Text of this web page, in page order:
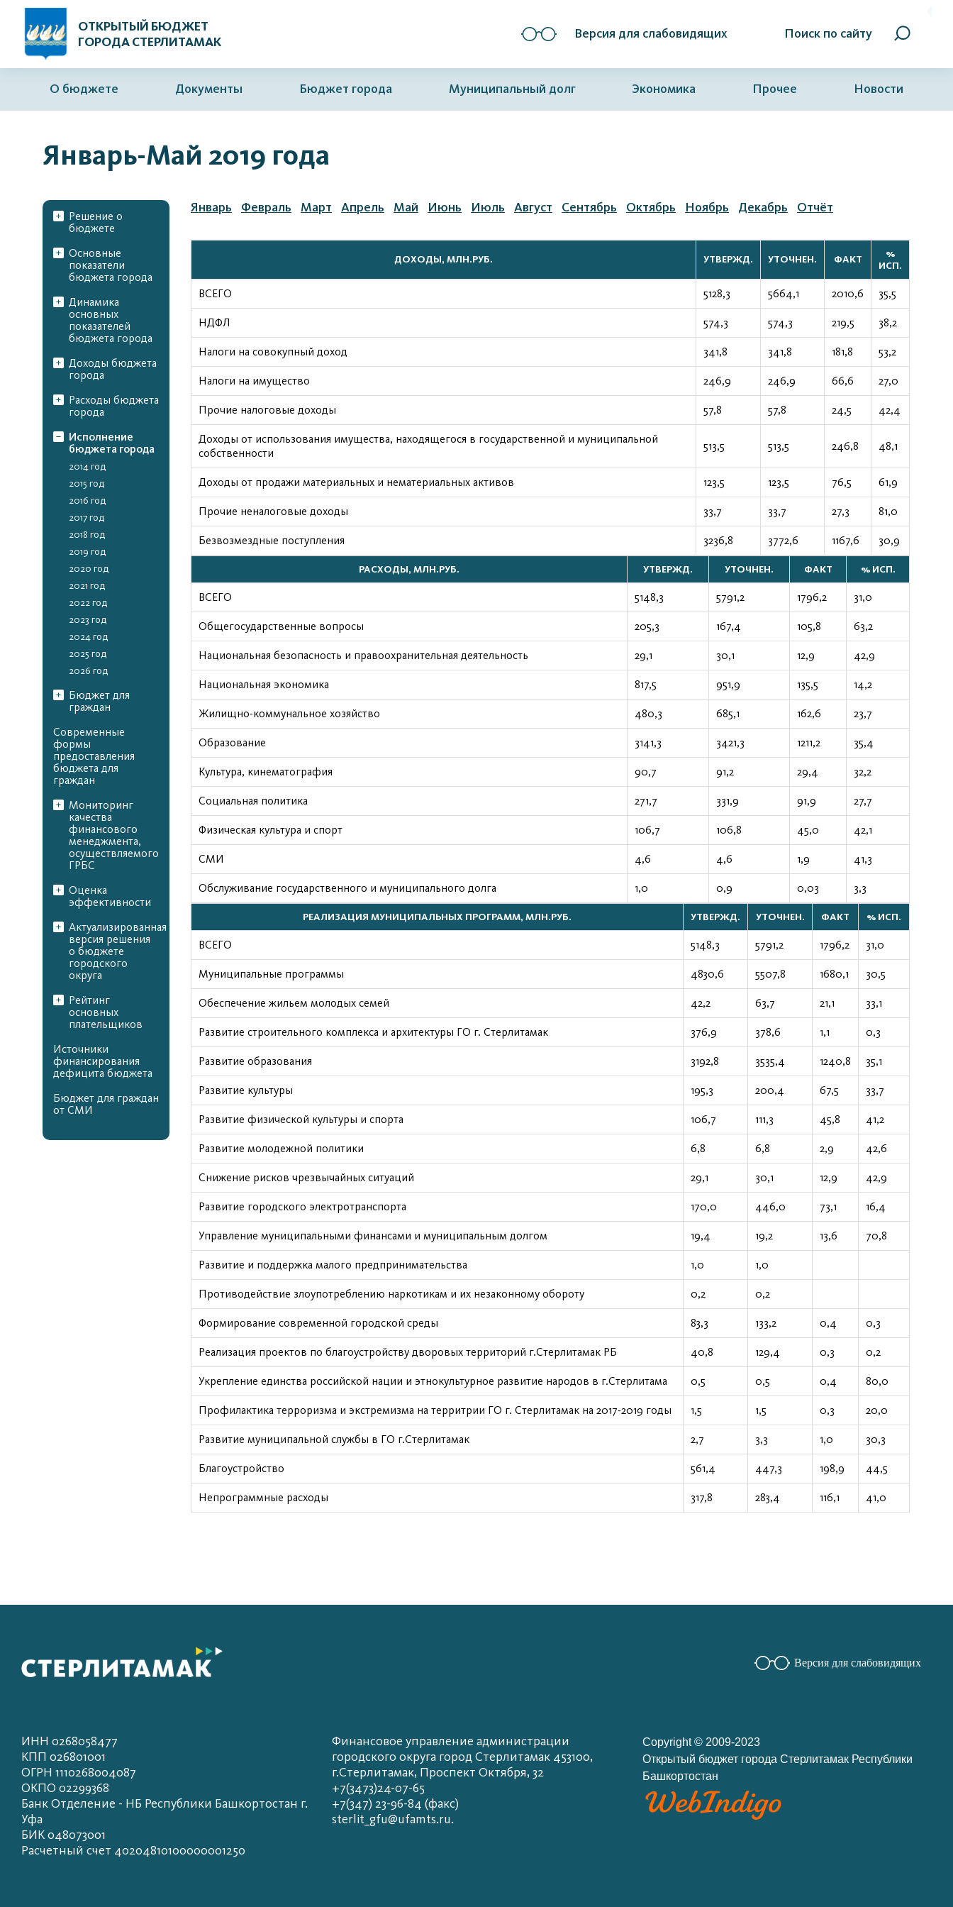
ОТКРЫТЫЙ БЮДЖЕТ
ГОРОДА СТЕРЛИТАМАК
Версия для слабовидящих Поиск по сайту
О бюджете Документы Бюджет города Муниципальный долг Экономика Прочее Новости
Январь-Май 2019 года
Решение о
бюджете
Основные
показатели
бюджета города
Динамика
основных
показателей
бюджета города
Доходы бюджета
города
Расходы бюджета
города
Исполнение
бюджета города
2014 год
2015 год
2016 год
2017 год
2018 год
2019 год
2020 год
2021 год
2022 год
2023 год
2024 год
2025 год
2026 год
Бюджет для
граждан
Современные
формы
предоставления
бюджета для
граждан
Мониторинг
качества
финансового
менеджмента,
осуществляемого
ГРБС
Оценка
эффективности
Актуализированная
версия решения
о бюджете
городского
округа
Рейтинг
основных
плательщиков
Источники
финансирования
дефицита бюджета
Бюджет для граждан
от СМИ
Январь Февраль Март Апрель Май Июнь Июль Август Сентябрь Октябрь Ноябрь Декабрь Отчёт
ДОХОДЫ, МЛН.РУБ. УТВЕРЖД. УТОЧНЕН. ФАКТ
%
ИСП.
ВСЕГО 5128,3 5664,1 2010,6 35,5
НДФЛ 574,3 574,3 219,5 38,2
Налоги на совокупный доход 341,8 341,8 181,8 53,2
Налоги на имущество 246,9 246,9 66,6 27,0
Прочие налоговые доходы 57,8 57,8 24,5 42,4
Доходы от использования имущества, находящегося в государственной и муниципальной
собственности
513,5 513,5 246,8 48,1
Доходы от продажи материальных и нематериальных активов 123,5 123,5 76,5 61,9
Прочие неналоговые доходы 33,7 33,7 27,3 81,0
Безвозмездные поступления 3236,8 3772,6 1167,6 30,9
РАСХОДЫ, МЛН.РУБ. УТВЕРЖД. УТОЧНЕН. ФАКТ % ИСП.
ВСЕГО 5148,3 5791,2 1796,2 31,0
Общегосударственные вопросы 205,3 167,4 105,8 63,2
Национальная безопасность и правоохранительная деятельность 29,1 30,1 12,9 42,9
Национальная экономика 817,5 951,9 135,5 14,2
Жилищно-коммунальное хозяйство 480,3 685,1 162,6 23,7
Образование 3141,3 3421,3 1211,2 35,4
Культура, кинематография 90,7 91,2 29,4 32,2
Социальная политика 271,7 331,9 91,9 27,7
Физическая культура и спорт 106,7 106,8 45,0 42,1
СМИ 4,6 4,6 1,9 41,3
Обслуживание государственного и муниципального долга 1,0 0,9 0,03 3,3
РЕАЛИЗАЦИЯ МУНИЦИПАЛЬНЫХ ПРОГРАММ, МЛН.РУБ. УТВЕРЖД. УТОЧНЕН. ФАКТ % ИСП.
ВСЕГО 5148,3 5791,2 1796,2 31,0
Муниципальные программы 4830,6 5507,8 1680,1 30,5
Обеспечение жильем молодых семей 42,2 63,7 21,1 33,1
Развитие строительного комплекса и архитектуры ГО г. Стерлитамак 376,9 378,6 1,1 0,3
Развитие образования 3192,8 3535,4 1240,8 35,1
Развитие культуры 195,3 200,4 67,5 33,7
Развитие физической культуры и спорта 106,7 111,3 45,8 41,2
Развитие молодежной политики 6,8 6,8 2,9 42,6
Снижение рисков чрезвычайных ситуаций 29,1 30,1 12,9 42,9
Развитие городского электротранспорта 170,0 446,0 73,1 16,4
Управление муниципальными финансами и муниципальным долгом 19,4 19,2 13,6 70,8
Развитие и поддержка малого предпринимательства 1,0 1,0
Противодействие злоупотреблению наркотикам и их незаконному обороту 0,2 0,2
Формирование современной городской среды 83,3 133,2 0,4 0,3
Реализация проектов по благоустройству дворовых территорий г.Стерлитамак РБ 40,8 129,4 0,3 0,2
Укрепление единства российской нации и этнокультурное развитие народов в г.Стерлитама 0,5 0,5 0,4 80,0
Профилактика терроризма и экстремизма на территрии ГО г. Стерлитамак на 2017-2019 годы 1,5 1,5 0,3 20,0
Развитие муниципальной службы в ГО г.Стерлитамак 2,7 3,3 1,0 30,3
Благоустройство 561,4 447,3 198,9 44,5
Непрограммные расходы 317,8 283,4 116,1 41,0
Версия для слабовидящих
ИНН 0268058477
КПП 026801001
ОГРН 1110268004087
ОКПО 02299368
Банк Отделение - НБ Республики Башкортостан г.
Уфа
БИК 048073001
Расчетный счет 40204810100000001250
Финансовое управление администрации
городского округа город Стерлитамак 453100,
г.Стерлитамак, Проспект Октября, 32
+7(3473)24-07-65
+7(347) 23-96-84 (факс)
sterlit_gfu@ufamts.ru.
Copyright © 2009-2023
Открытый бюджет города Стерлитамак Республики
Башкортостан